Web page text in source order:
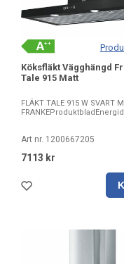
Köksfläkt Vägghängd
Tale 915 Matt
FLÄKT TALE 915 W SVART
Art nr. 1200667205
7113 kr